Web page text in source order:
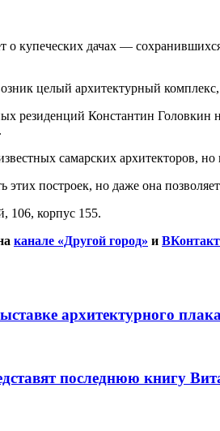
купеческих дачах —
целый архитектурный
резиденций Константин
самарских архитекторов,
построек, но даже она
106, корпус 155.
канале «Другой город» и
архитектурного
последнюю книгу